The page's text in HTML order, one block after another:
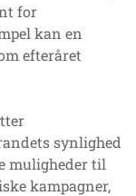
for
kan en
efteråret
synlighed
muligheder til
kampagner,